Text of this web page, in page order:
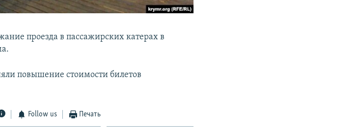
проезда в пассажирских катерах в
повышение стоимости билетов
Follow us Печать